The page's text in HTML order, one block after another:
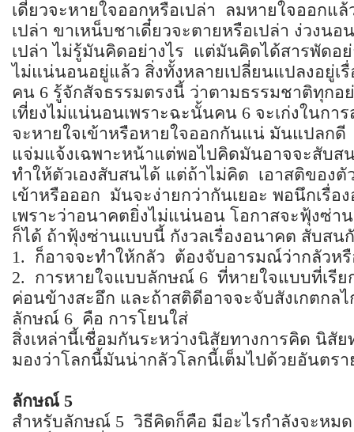
เดี๋ยวจะหายใจออกหรือเปล่า ลมหายใจออกแล้
เปล่า ขาเหน็บชาเดี๋ยวจะตายหรือเปล่า ง่วงนอ
เปล่า ไม่รู้มันคิดอย่างไร แต่มันคิดได้สารพัดอย่
ไม่แน่นอนอยู่แล้ว สิ่งทั้งหลายเปลี่ยนแปลงอยู่เรื่
คน 6 รู้จักสัจธรรมตรงนี้ ว่าตามธรรมชาติทุก
เที่ยงไม่แน่นอนเพราะฉะนั้นคน 6 จะเก่งในก
จะหายใจเข้าหรือหายใจออกกันแน่ มันแปลกดี
แจ่มแจ้งเฉพาะหน้าแต่พอไปคิดมันอาจจะสับส
ทำให้ตัวเองสับสนได้ แต่ถ้าไม่คิด เอาสติของตั
เข้าหรือออก มันจะง่ายกว่ากันเยอะ พอนึกเรื่
เพราะว่าอนาคตยิ่งไม่แน่นอน โอกาสจะฟุ้งซ่า
ก็ได้ ถ้าฟุ้งซ่านแบบนี้ กังวลเรื่องอนาคต สับส
1. ก็อาจจะทำให้กลัว ต้องจับอารมณ์ว่ากลัวหรื
2. การหายใจแบบลักษณ์ 6 ที่หายใจแบบที่เรีย
ค่อนข้างสะอึก และถ้าสติดีอาจจะจับสังเกตกล
ลักษณ์ 6 คือ การโยนใส่
สิ่งเหล่านี้เชื่อมกันระหว่างนิสัยทางการคิด นิสั
มองว่าโลกนี้มันน่ากลัวโลกนี้เต็มไปด้วยอันตรา
ลักษณ์ 5
สำหรับลักษณ์ 5 วิธีคิดก็คือ มีอะไรกำลังจะหม